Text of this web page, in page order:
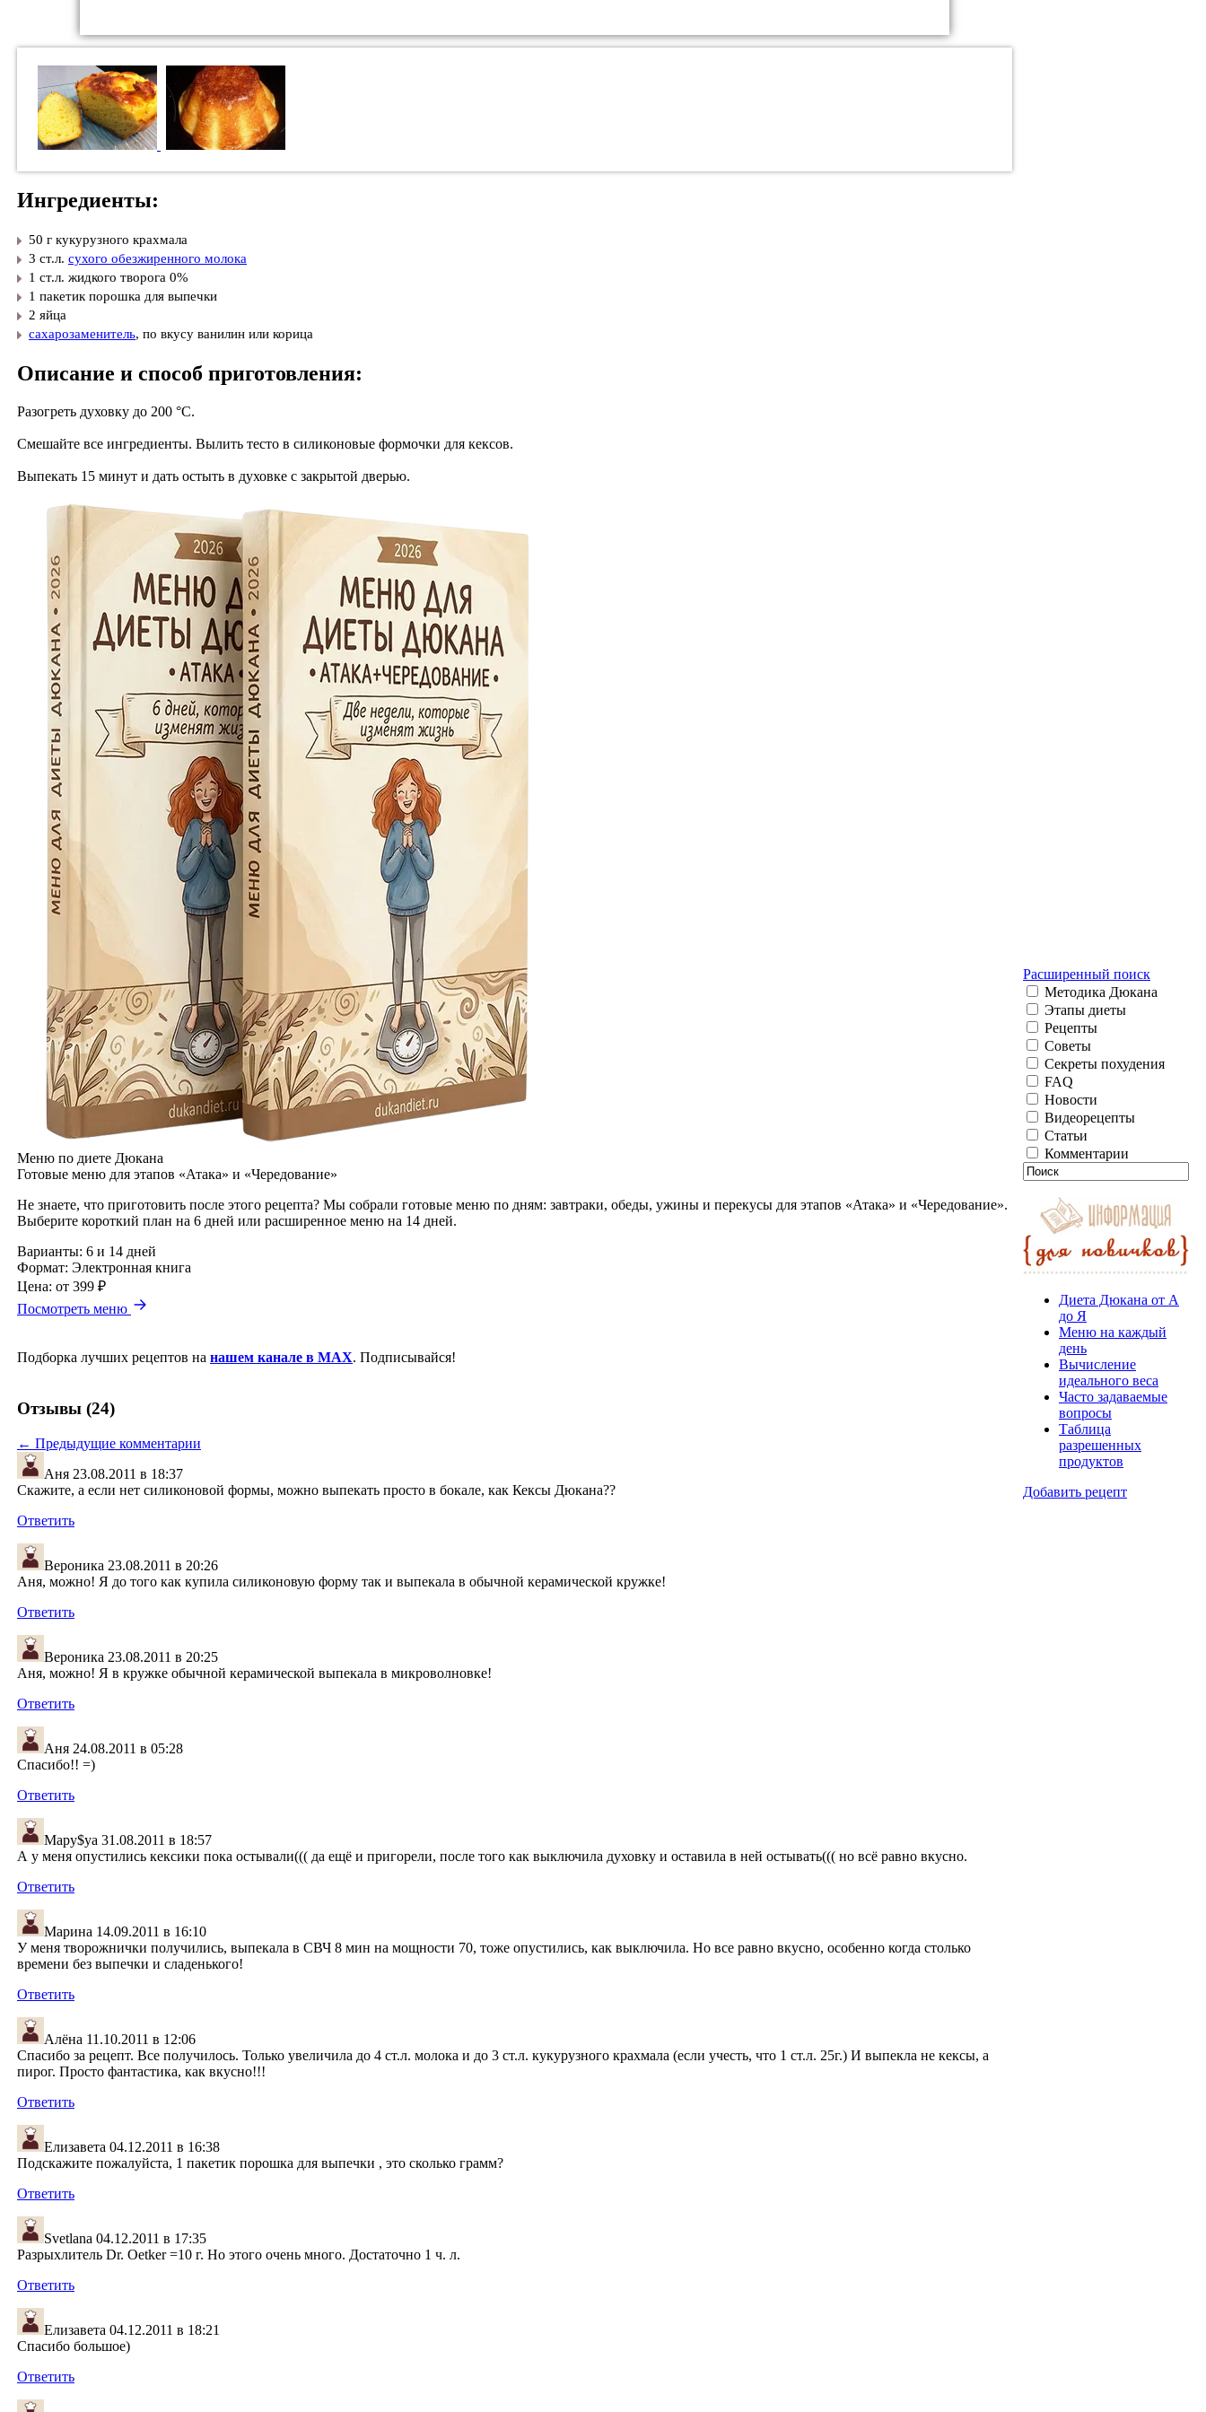
Ингредиенты:
50 г кукурузного крахмала
3 ст.л. сухого обезжиренного молока
1 ст.л. жидкого творога 0%
1 пакетик порошка для выпечки
2 яйца
сахарозаменитель, по вкусу ванилин или корица
Описание и способ приготовления:
Разогреть духовку до 200 °C.
Смешайте все ингредиенты. Вылить тесто в силиконовые формочки для кексов.
Выпекать 15 минут и дать остыть в духовке с закрытой дверью.
Меню по диете Дюкана
Готовые меню для этапов «Атака» и «Чередование»
Не знаете, что приготовить после этого рецепта? Мы собрали готовые меню по дням: завтраки, обеды, ужины и перекусы для этапов «Атака» и «Чередование».
Выберите короткий план на 6 дней или расширенное меню на 14 дней.
Варианты: 6 и 14 дней
Формат: Электронная книга
Цена: от 399 ₽
Посмотреть меню
Подборка лучших рецептов на нашем канале в MAX. Подписывайся!
Отзывы (24)
← Предыдущие комментарии
Аня 23.08.2011 в 18:37
Скажите, а если нет силиконовой формы, можно выпекать просто в бокале, как Кексы Дюкана??
Ответить
Вероника 23.08.2011 в 20:26
Аня, можно! Я до того как купила силиконовую форму так и выпекала в обычной керамической кружке!
Ответить
Вероника 23.08.2011 в 20:25
Аня, можно! Я в кружке обычной керамической выпекала в микроволновке!
Ответить
Аня 24.08.2011 в 05:28
Спасибо!! =)
Ответить
Мару$ya 31.08.2011 в 18:57
А у меня опустились кексики пока остывали((( да ещё и пригорели, после того как выключила духовку и оставила в ней остывать((( но всё равно вкусно.
Ответить
Марина 14.09.2011 в 16:10
У меня творожнички получились, выпекала в СВЧ 8 мин на мощности 70, тоже опустились, как выключила. Но все равно вкусно, особенно когда столько
времени без выпечки и сладенького!
Ответить
Алёна 11.10.2011 в 12:06
Спасибо за рецепт. Все получилось. Только увеличила до 4 ст.л. молока и до 3 ст.л. кукурузного крахмала (если учесть, что 1 ст.л. 25г.) И выпекла не кексы, а
пирог. Просто фантастика, как вкусно!!!
Ответить
Елизавета 04.12.2011 в 16:38
Подскажите пожалуйста, 1 пакетик порошка для выпечки , это сколько грамм?
Ответить
Svetlana 04.12.2011 в 17:35
Разрыхлитель Dr. Oetker =10 г. Но этого очень много. Достаточно 1 ч. л.
Ответить
Елизавета 04.12.2011 в 18:21
Спасибо большое)
Ответить
Расширенный поиск
Методика Дюкана
Этапы диеты
Рецепты
Советы
Секреты похудения
FAQ
Новости
Видеорецепты
Статьи
Комментарии
Диета Дюкана от А
до Я
Меню на каждый
день
Вычисление
идеального веса
Часто задаваемые
вопросы
Таблица
разрешенных
продуктов
Добавить рецепт